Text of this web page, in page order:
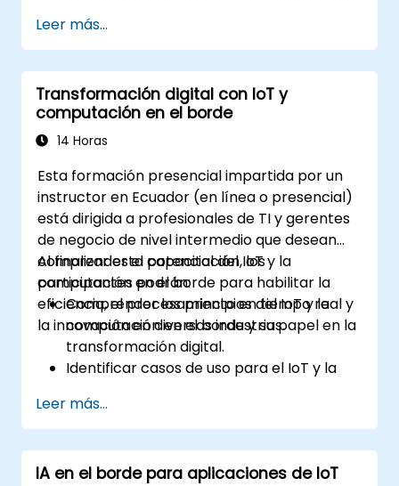
más de $500 mil millones mientras también
cumplen con los objetivos de la misión).
Nacional Oak Ridge ha puesto su sistema de
analítica de datos Piranha a disposición de
otras agencias. El sistema ha ayudado a
investigadores médicos a encontrar una
conexión que puede alertar a los médicos
sobre aneurismas aórticos antes de que
comunes, como filtrar currículos para
conectar candidatos con gerentes de
contratación.
Leer más...
Transformación digital con IoT y
computación en el borde
14 Horas
Esta formación presencial impartida por un
instructor en Ecuador (en línea o presencial)
está dirigida a profesionales de TI y gerentes
de negocio de nivel intermedio que desean
comprender el potencial del IoT y la
computación en el borde para habilitar la
eficiencia, el procesamiento en tiempo real y
la innovación en diversas industrias.
Al finalizar esta capacitación, los
participantes podrán:
Comprender los principios del IoT y la
computación en el borde y su papel en la
transformación digital.
Identificar casos de uso para el IoT y la
de manufactura, logística y energía.
Diferenciar entre las arquitecturas y
escenarios de implementación de la
computación en el borde y en la nube.
Leer más...
IA en el borde para aplicaciones de IoT